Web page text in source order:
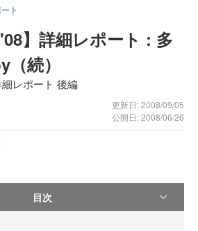
ト
】詳細レポート : 多
続）
レポート 後編
更新日: 2008/09/05
公開日: 2008/06/26
目次